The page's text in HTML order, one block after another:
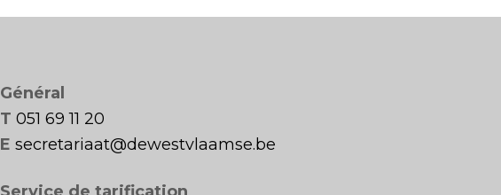
Général
T 051 69 11 20
E secretariaat@dewestvlaamse.be